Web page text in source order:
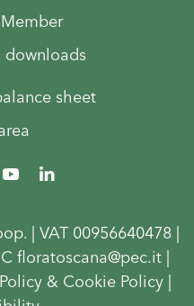
sheet
| VAT 00956640478 |
floratoscana@pec.it |
& Cookie Policy|